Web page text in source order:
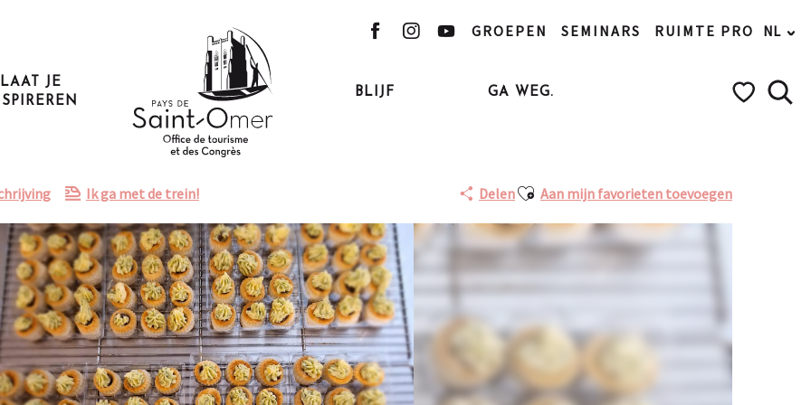
GROEPEN SEMINARS RUIMTE PRO NL
LAAT JE
BLIJF GA WEG.
Ik ga met de trein! DelenAjouter aux favoris
Aan mijn favorieten toevoegen